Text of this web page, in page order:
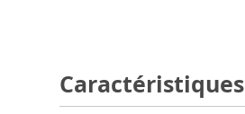
Caractéristiques